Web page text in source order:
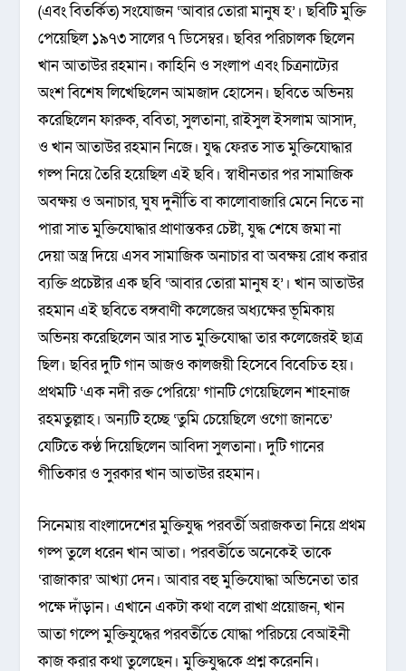
(এবং বিতর্কিত) সংযোজন ‘আবার তোরা মানুষ হ’। ছবিটি মুক্তি
পেয়েছিল ১৯৭৩ সালের ৭ ডিসেম্বর। ছবির পরিচালক ছিলেন
খান আতাউর রহমান। কাহিনি ও সংলাপ এবং চিত্রনাট্যের
অংশ বিশেষ লিখেছিলেন আমজাদ হোসেন। ছবিতে অভিনয়
করেছিলেন ফারুক, ববিতা, সুলতানা, রাইসুল ইসলাম আসাদ,
ও খান আতাউর রহমান নিজে। যুদ্ধ ফেরত সাত মুক্তিযোদ্ধার
গল্প নিয়ে তৈরি হয়েছিল এই ছবি। স্বাধীনতার পর সামাজিক
অবক্ষয় ও অনাচার, ঘুষ দুর্নীতি বা কালোবাজারি মেনে নিতে না
পারা সাত মুক্তিযোদ্ধার প্রাণান্তকর চেষ্টা, যুদ্ধ শেষে জমা না
দেয়া অস্ত্র দিয়ে এসব সামাজিক অনাচার বা অবক্ষয় রোধ করার
ব্যক্তি প্রচেষ্টার এক ছবি ‘আবার তোরা মানুষ হ’। খান আতাউর
রহমান এই ছবিতে বঙ্গবাণী কলেজের অধ্যক্ষের ভূমিকায়
অভিনয় করেছিলেন আর সাত মুক্তিযোদ্ধা তার কলেজেরই ছাত্র
ছিল। ছবির দুটি গান আজও কালজয়ী হিসেবে বিবেচিত হয়।
প্রথমটি ‘এক নদী রক্ত পেরিয়ে’ গানটি গেয়েছিলেন শাহনাজ
রহমতুল্লাহ। অন্যটি হচ্ছে ‘তুমি চেয়েছিলে ওগো জানতে’
যেটিতে কণ্ঠ দিয়েছিলেন আবিদা সুলতানা। দুটি গানের
গীতিকার ও সুরকার খান আতাউর রহমান।
সিনেমায় বাংলাদেশের মুক্তিযুদ্ধ পরবর্তী অরাজকতা নিয়ে প্রথম
গল্প তুলে ধরেন খান আতা। পরবর্তীতে অনেকেই তাকে
‘রাজাকার’ আখ্যা দেন। আবার বহু মুক্তিযোদ্ধা অভিনেতা তার
পক্ষে দাঁড়ান। এখানে একটা কথা বলে রাখা প্রয়োজন, খান
আতা গল্পে মুক্তিযুদ্ধের পরবর্তীতে যোদ্ধা পরিচয়ে বেআইনী
কাজ করার কথা তুলেছেন। মুক্তিযুদ্ধকে প্রশ্ন করেননি।